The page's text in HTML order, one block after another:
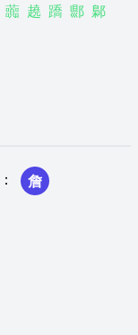
虈 趬 蹻 郻 鄡
：
詹